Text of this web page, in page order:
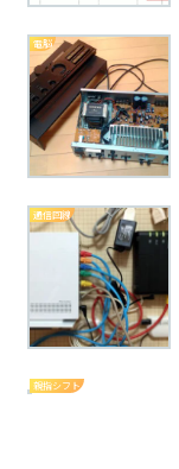
電脳
通信回線
親指シフト